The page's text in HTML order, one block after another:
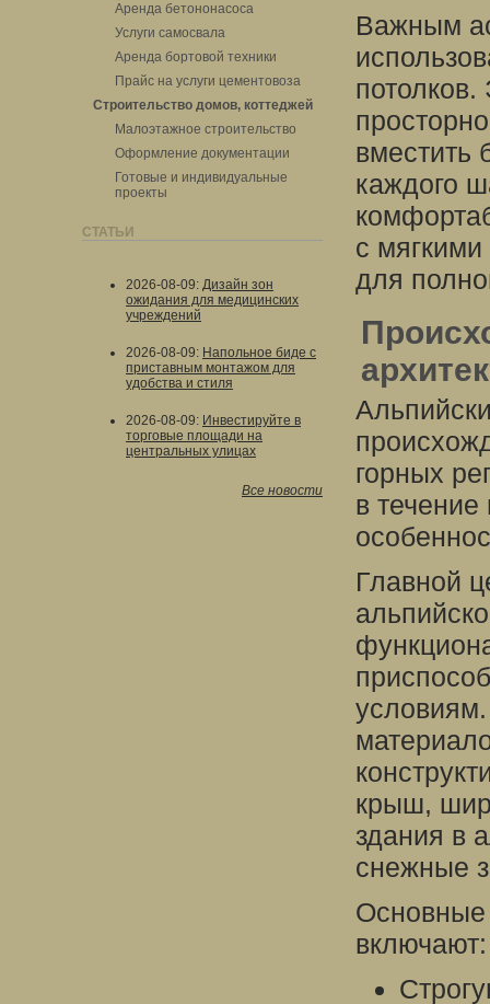
Аренда бетононасоса
Услуги самосвала
Аренда бортовой техники
Прайс на услуги цементовоза
Строительство домов, коттеджей
Малоэтажное строительство
Оформление документации
Готовые и индивидуальные
проекты
СТАТЬИ
2026-08-09: Дизайн зон
ожидания для медицинских
учреждений
2026-08-09: Напольное биде с
приставным монтажом для
удобства и стиля
2026-08-09: Инвестируйте в
торговые площади на
центральных улицах
Все новости
Важным
вместить
каждого
с
для
горных
в
Главной
крыш,
здания в
снежные
Основные
включают: